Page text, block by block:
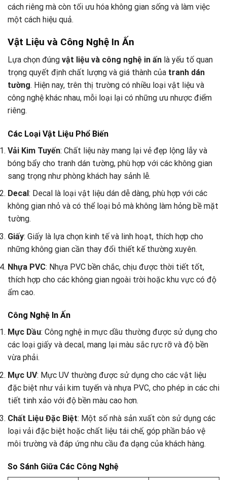
cách riêng mà còn tối ưu hóa không gian sống và làm việc
một cách hiệu quả.
Vật Liệu và Công Nghệ In Ấn
Lựa chọn đúng vật liệu và công nghệ in ấn là yếu tố quan
trọng quyết định chất lượng và giá thành của tranh dán
tường. Hiện nay, trên thị trường có nhiều loại vật liệu và
công nghệ khác nhau, mỗi loại lại có những ưu nhược điểm
riêng.
Các Loại Vật Liệu Phổ Biến
Vải Kim Tuyến: Chất liệu này mang lại vẻ đẹp lộng lẫy và
bóng bẩy cho tranh dán tường, phù hợp với các không gian
sang trọng như phòng khách hay sảnh lễ.
Decal : Decal là loại vật liệu dán dễ dàng, phù hợp với các
không gian nhỏ và có thể loại bỏ mà không làm hỏng bề mặt
tường.
Giấy: Giấy là lựa chọn kinh tế và linh hoạt, thích hợp cho
những không gian cần thay đổi thiết kế thường xuyên.
Nhựa PVC: Nhựa PVC bền chắc, chịu được thời tiết tốt,
thích hợp cho các không gian ngoài trời hoặc khu vực có độ
ẩm cao.
Công Nghệ In Ấn
Mực Dầu: Công nghệ in mực dầu thường được sử dụng cho
các loại giấy và decal, mang lại màu sắc rực rỡ và độ bền
vừa phải.
Mực UV: Mực UV thường được sử dụng cho các vật liệu
đặc biệt như vải kim tuyến và nhựa PVC, cho phép in các chi
tiết tinh xảo với độ bền màu cao hơn.
Chất Liệu Đặc Biệt: Một số nhà sản xuất còn sử dụng các
loại vải đặc biệt hoặc chất liệu tái chế, góp phần bảo vệ
môi trường và đáp ứng nhu cầu đa dạng của khách hàng.
So Sánh Giữa Các Công Nghệ